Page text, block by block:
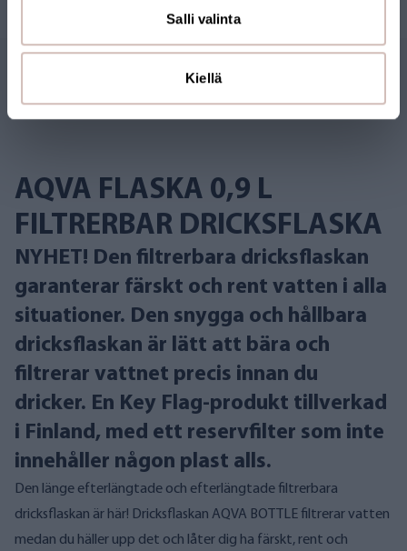
Salli valinta
Kiellä
AQVA FLASKA 0,9 L
FILTRERBAR DRICKSFLASKA
NYHET! Den filtrerbara dricksflaskan
garanterar färskt och rent vatten i alla
situationer. Den snygga och hållbara
dricksflaskan är lätt att bära och
filtrerar vattnet precis innan du
dricker. En Key Flag-produkt tillverkad
i Finland, med ett reservfilter som inte
innehåller någon plast alls.
Den länge efterlängtade och efterlängtade filtrerbara
dricksflaskan är här! Dricksflaskan AQVA BOTTLE filtrerar vatten
medan du häller upp det och låter dig ha färskt, rent och